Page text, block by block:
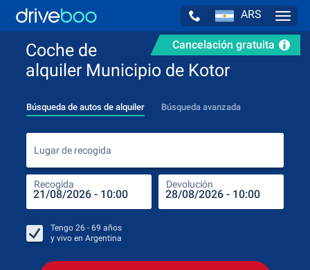
ARS
Cancelación gratuita
Coche de
alquiler Municipio de Kotor
Búsqueda de autos de alquiler Búsqueda avanzada
Lugar de recogida
Recogida Devolución
Tengo 26 - 69 años
y vivo en Argentina